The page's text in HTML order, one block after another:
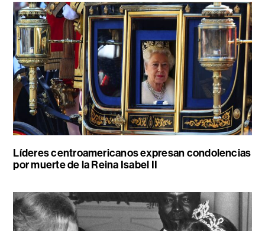
Líderes centroamericanos expresan condolencias
por muerte de la Reina Isabel II